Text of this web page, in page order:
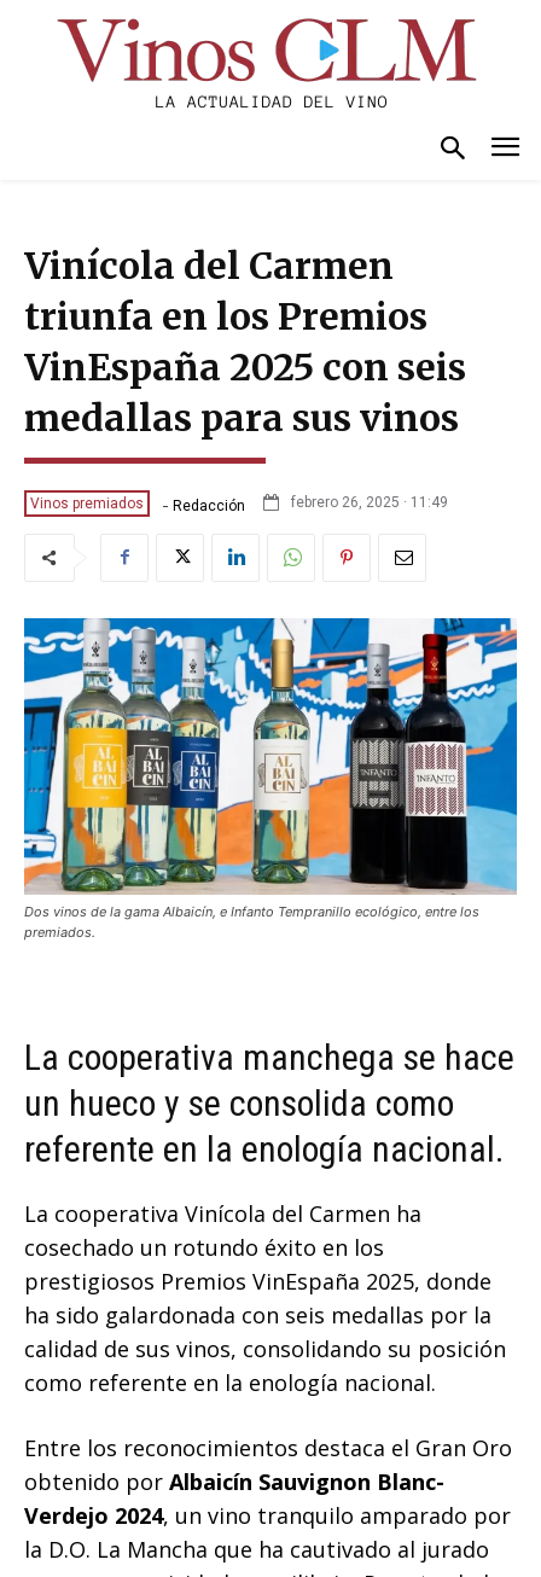
Vinícola del Carmen
triunfa en los Premios
VinEspaña 2025 con seis
medallas para sus vinos
Vinos premiados - Redacción febrero 26, 2025 · 11:49
Dos vinos de la gama Albaicín, e Infanto Tempranillo ecológico, entre los
premiados.
La cooperativa manchega se hace
un hueco y se consolida como
referente en la enología nacional.
La cooperativa Vinícola del Carmen ha
cosechado un rotundo éxito en los
prestigiosos Premios VinEspaña 2025, donde
ha sido galardonada con seis medallas por la
calidad de sus vinos, consolidando su posición
como referente en la enología nacional.
Entre los reconocimientos destaca el Gran Oro
obtenido por Albaicín Sauvignon Blanc-
Verdejo 2024, un vino tranquilo amparado por
la D.O. La Mancha que ha cautivado al jurado